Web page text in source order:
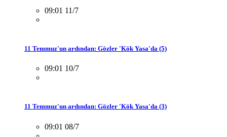
09:01 11/7
11 Temmuz'un ardından: Gözler 'Kök Yasa'da (5)
09:01 10/7
11 Temmuz'un ardından: Gözler 'Kök Yasa'da (3)
09:01 08/7